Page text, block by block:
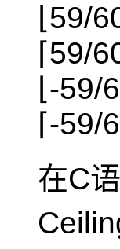
⌊59/
⌈59/
⌊-59/
⌈-59/
在C